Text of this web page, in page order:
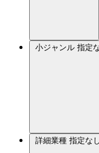
小ジャンル 指定
詳細業種 指定なし